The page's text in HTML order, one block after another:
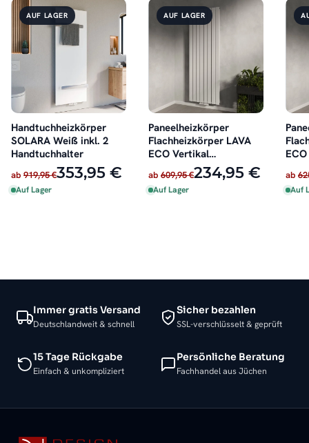
AUF LAGER
Handtuchheizkörper
SOLARA Weiß inkl. 2
Handtuchhalter
ab 919,95 €353,95 €
Auf Lager
AUF LAGER
Paneelheizkörper
Flachheizkörper LAVA
ECO Vertikal
Doppellagig Weiß
ab 609,95 €234,95 €
Auf Lager
ab
Auf
Immer gratis Versand
Deutschlandweit & schnell
Sicher bezahlen
SSL-verschlüsselt & geprüft
15 Tage Rückgabe
Einfach & unkompliziert
Persönliche Beratung
Fachhandel aus Jüchen